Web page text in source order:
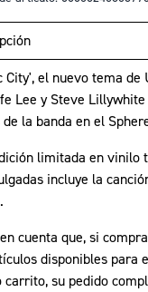
City', el nuevo tema de
Lee y Steve
la banda en el
limitada en vinilo
incluye la
cuenta que, si
disponibles para
carrito, su pedido